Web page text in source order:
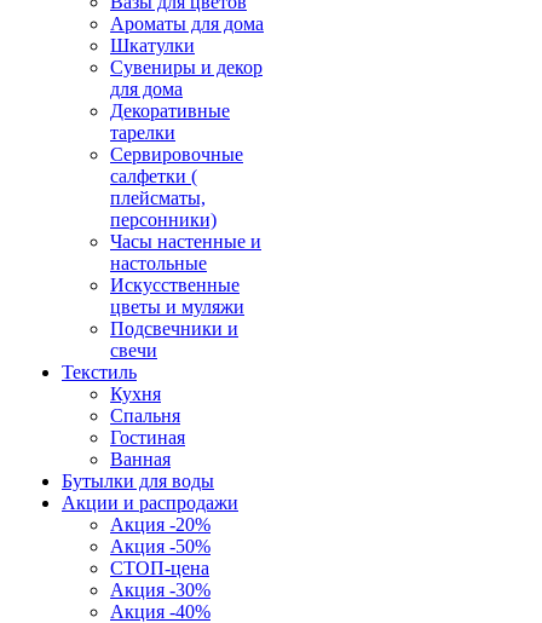
Ароматы для дома
Шкатулки
Сувениры и декор
для дома
Декоративные
тарелки
Сервировочные
салфетки (
плейсматы,
персонники)
Часы настенные и
настольные
Искусственные
цветы и муляжи
Подсвечники и
свечи
Текстиль
Кухня
Спальня
Гостиная
Ванная
Бутылки для воды
Акции и распродажи
Акция -20%
Акция -50%
СТОП-цена
Акция -30%
Акция -40%